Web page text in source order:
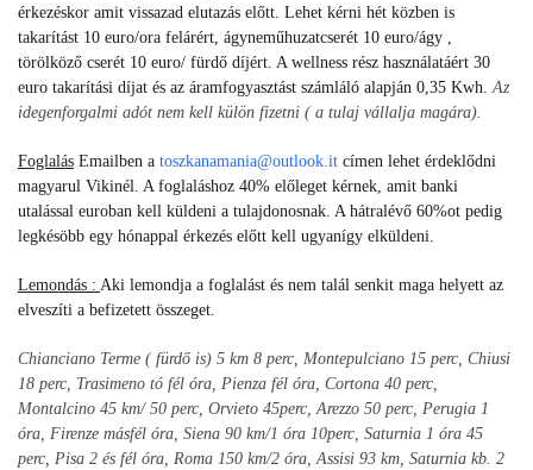
érkezéskor amit vissazad elutazás előtt. Lehet kérni hét közben is
takarítást 10 euro/ora felárért, ágyneműhuzatcserét 10 euro/ágy ,
törölköző cserét 10 euro/ fürdő díjért. A wellness rész használatáért 30
euro takarítási díjat és az áramfogyasztást számláló alapján 0,35 Kwh.Az
idegenforgalmi adót nem kell külön fizetni ( a tulaj vállalja magára).
Foglalás Emailben a toszkanamania@outlook.it címen lehet érdeklődni
magyarul Vikinél. A foglaláshoz 40% előleget kérnek, amit banki
utalással euroban kell küldeni a tulajdonosnak. A hátralévő 60%ot pedig
legkésöbb egy hónappal érkezés előtt kell ugyanígy elküldeni.
Lemondás : Aki lemondja a foglalást és nem talál senkit maga helyett az
elveszíti a befizetett összeget.
Chianciano Terme ( fürdő is) 5 km 8 perc, Montepulciano 15 perc, Chiusi
18 perc, Trasimeno tó fél óra, Pienza fél óra, Cortona 40 perc,
Montalcino 45 km/ 50 perc, Orvieto 45perc, Arezzo 50 perc, Perugia 1
óra, Firenze másfél óra, Siena 90 km/1 óra 10perc, Saturnia 1 óra 45
perc, Pisa 2 és fél óra, Roma 150 km/2 óra, Assisi 93 km, Saturnia kb. 2